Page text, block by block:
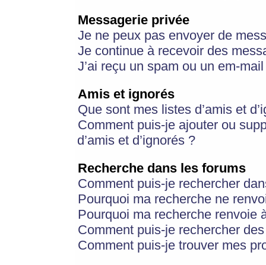
Messagerie privée
Je ne peux pas envoyer de
Je continue à recevoir des
J’ai reçu un spam ou un em-
Amis et ignorés
Que sont mes listes d’amis et
Comment puis-je ajouter ou
d’amis et d’ignorés ?
Recherche dans les forums
Comment puis-je rechercher
Pourquoi ma recherche ne
Pourquoi ma recherche renvoie
Comment puis-je rechercher
Comment puis-je trouver mes